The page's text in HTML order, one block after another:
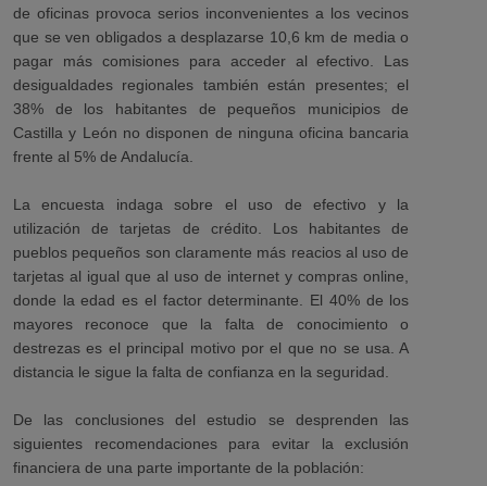
de oficinas provoca serios inconvenientes a los vecinos
que se ven obligados a desplazarse 10,6 km de media o
pagar más comisiones para acceder al efectivo. Las
desigualdades regionales también están presentes; el
38% de los habitantes de pequeños municipios de
Castilla y León no disponen de ninguna oficina bancaria
frente al 5% de Andalucía.
La encuesta indaga sobre el uso de efectivo y la
utilización de tarjetas de crédito. Los habitantes de
pueblos pequeños son claramente más reacios al uso de
tarjetas al igual que al uso de internet y compras online,
donde la edad es el factor determinante. El 40% de los
mayores reconoce que la falta de conocimiento o
destrezas es el principal motivo por el que no se usa. A
distancia le sigue la falta de confianza en la seguridad.
De las conclusiones del estudio se desprenden las
siguientes recomendaciones para evitar la exclusión
financiera de una parte importante de la población: